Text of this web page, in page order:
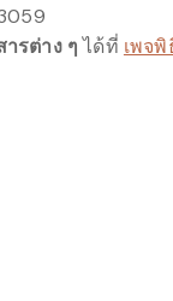
รต่าง ๆได้ที่ เพจ